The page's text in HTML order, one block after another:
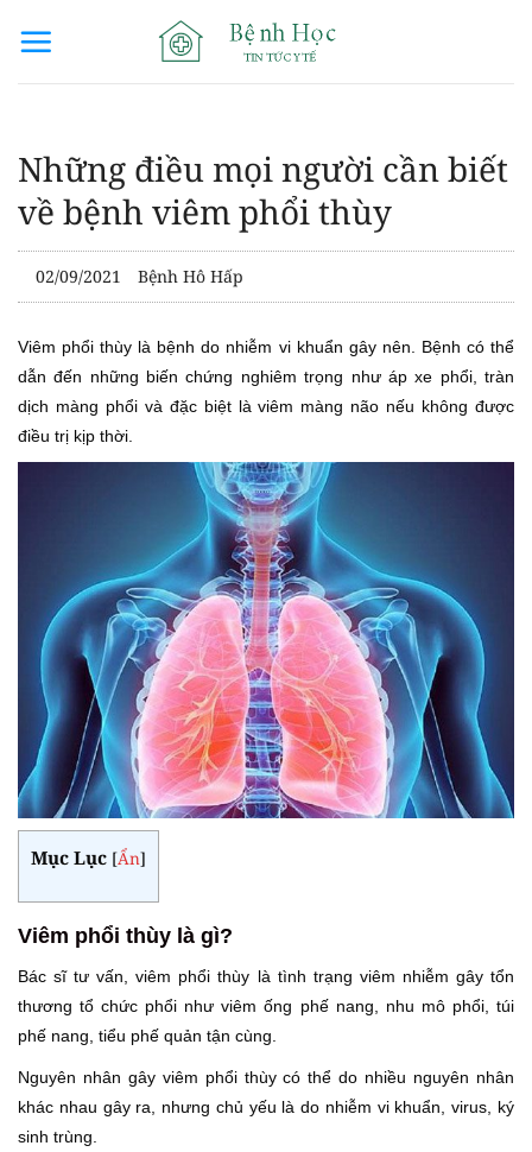
qua
Những điều mọi người cần biết
về bệnh viêm phổi thùy
02/09/2021 Bệnh Hô Hấp
Viêm phổi thùy là bệnh do nhiễm vi khuẩn gây nên. Bệnh có thể
dẫn đến những biến chứng nghiêm trọng như áp xe phổi, tràn
dịch màng phổi và đặc biệt là viêm màng não nếu không được
điều trị kịp thời.
Mục Lục [Ẩn]
Viêm phổi thùy là gì?
Bác sĩ tư vấn, viêm phổi thùy là tình trạng viêm nhiễm gây tổn
thương tổ chức phổi như viêm ống phế nang, nhu mô phổi, túi
phế nang, tiểu phế quản tận cùng.
Nguyên nhân gây viêm phổi thùy có thể do nhiều nguyên nhân
khác nhau gây ra, nhưng chủ yếu là do nhiễm vi khuẩn, virus, ký
sinh trùng.